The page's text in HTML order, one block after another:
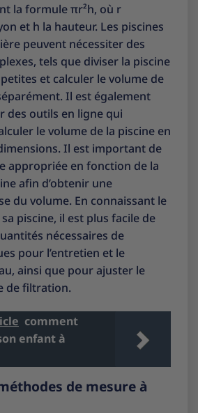
la formule πr²h, où r
et h la hauteur. Les piscines
peuvent nécessiter des
tels que diviser la piscine
et calculer le volume de
Il est également
des outils en ligne qui
le volume de la piscine en
Il est important de
appropriée en fonction de la
afin d’obtenir une
du volume. En connaissant le
piscine, il est plus facile de
nécessaires de
pour l’entretien et le
ainsi que pour ajuster le
de filtration.
comment
enfant à
de mesure à